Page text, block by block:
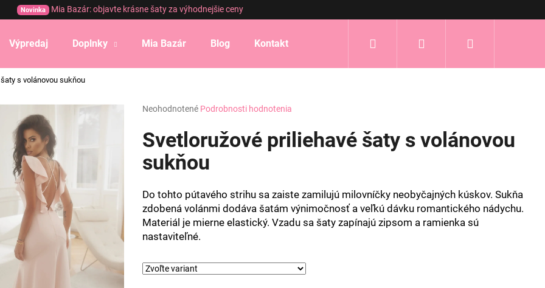
Novinka Mia Bazár: objavte krásne šaty za výhodnejšie ceny
Výpredaj Doplnky Mia Bazár Blog Kontakt Prihlásenie
s volánovou sukňou
Priemerné
produktu
je
z
hviezdičiek.
Neohodnotené Podrobnosti hodnotenia
Svetloružové priliehavé šaty s volánovou
sukňou
Do tohto pútavého strihu sa zaiste zamilujú milovníčky neobyčajných kúskov. Sukňa
zdobená volánmi dodáva šatám výnimočnosť a veľkú dávku romantického nádychu.
Materiál je mierne elastický. Vzadu sa šaty zapínajú zipsom a ramienka sú
nastaviteľné.
Čo potrebujete nájsť?
HĽADAŤ
Odporúčame